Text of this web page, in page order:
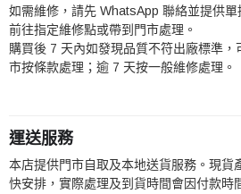
如需維修，請先 WhatsApp 聯絡並提供
前往指定維修點或帶到門市處理。
購買後 7 天內如發現品質不符出廠標準，
市按條款處理；逾 7 天按一般維修處理。
運送服務
本店提供門市自取及本地送貨服務。現貨
快安排，實際處理及到貨時間會因付款時